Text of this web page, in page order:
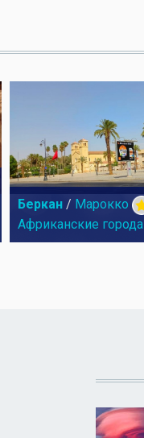
Беркан / Марокко
Африканские города